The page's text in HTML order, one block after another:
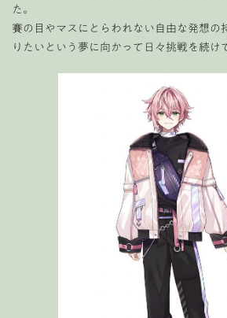
た。
賽の目やマスにとらわれない自由な発想の
りたいという夢に向かって日々挑戦を続け